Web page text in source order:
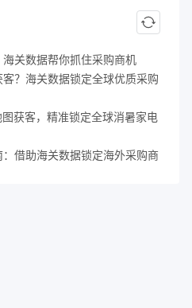
关数据帮你抓住采购商机
？海关数据锁定全球优质采购
获客，精准锁定全球消暑家电
借助海关数据锁定海外采购商